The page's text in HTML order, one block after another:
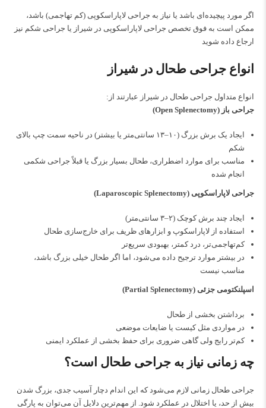
اگر مورد پیچیده‌ای باشد یا نیاز به جراحی لاپاراسکوپی (کم تهاجمی) باشد،
ممکن است به فوق تخصص جراحی لاپاراسکوپی در شیراز یا جراحی شکم نیز
ارجاع داده شوید
انواع جراحی طحال در شیراز
انواع متداول جراحی طحال در شیراز عبارتند از:
جراحی باز (Open Splenectomy)
ایجاد یک برش بزرگ (۱۰–۱۳ سانتی‌متر یا بیشتر) در ناحیه سمت چپ بالای
شکم
مناسب برای موارد اضطراری، طحال بسیار بزرگ یا قبلاً جراحی شكمی
انجام شده
جراحی لاپاراسکوپی (Laparoscopic Splenectomy)
ایجاد چند برش کوچک (۲–۳ سانتی‌متر)
استفاده از لاپاراسکوپ و ابزارهای ظریف برای خارج‌سازی طحال
کم‌تهاجمی‌تر، درد کمتر، بهبودی سریع‌تر
در بیشتر موارد ترجیح داده می‌شود، اما اگر طحال خیلی بزرگ باشد،
مناسب نیست
اسپلنکتومی جزئی (Partial Splenectomy)
برداشتن بخشی از طحال
در مواردی مثل کیست یا ضایعات موضعی
کم‌تر رایج ولی گاهی ضروری برای حفظ بخشی از عملکرد ایمنی
چه زمانی نیاز به جراحی طحال است؟
جراحی طحال زمانی لازم می‌شود که این اندام دچار آسیب جدی، بزرگ شدن
بیش از حد، یا اختلال در عملکرد شود. از مهم‌ترین دلایل آن می‌توان به پارگی